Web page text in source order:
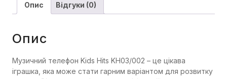
Опис Відгуки (0)
Опис
Музичний телефон Kids Hits KH03/002 – це цікава
іграшка, яка може стати гарним варіантом для розвитку